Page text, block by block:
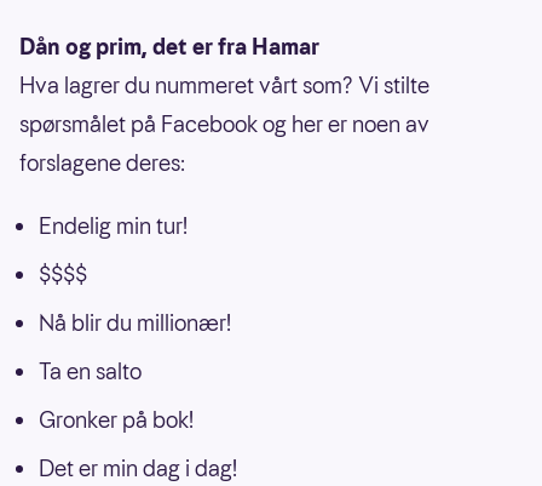
Dån og prim, det er fra Hamar
Hva lagrer du nummeret vårt som? Vi stilte
spørsmålet på Facebook og her er noen av
forslagene deres:
Endelig min tur!
$$$$
Nå blir du millionær!
Ta en salto
Gronker på bok!
Det er min dag i dag!